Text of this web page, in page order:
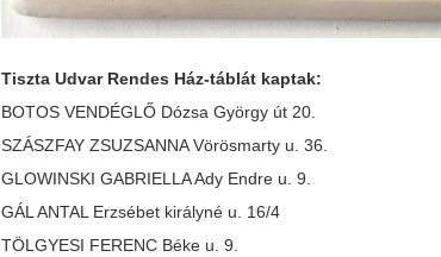
Tiszta Udvar Rendes Ház-táblát kaptak:
BOTOS VENDÉGLŐ Dózsa György út 20.
SZÁSZFAY ZSUZSANNA Vörösmarty u. 36.
GLOWINSKI GABRIELLA Ady Endre u. 9.
GÁL ANTAL Erzsébet királyné u. 16/4
TÖLGYESI FERENC Béke u. 9.